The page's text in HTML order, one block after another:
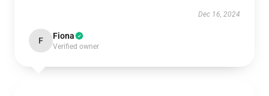
Dec 16, 2024
F Fiona
Verified owner